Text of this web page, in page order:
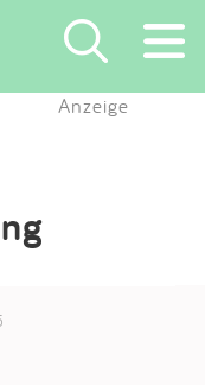
Anzeige